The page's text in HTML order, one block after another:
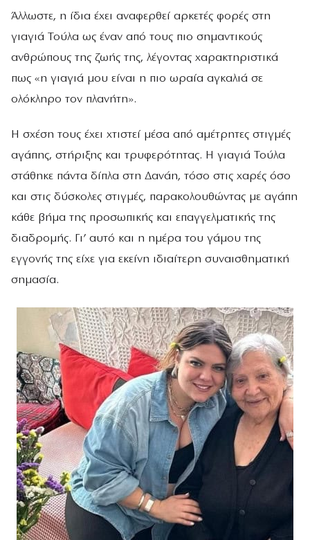
Άλλωστε, η ίδια έχει αναφερθεί αρκετές φορές στη
γιαγιά Τούλα ως έναν από τους πιο σημαντικούς
ανθρώπους της ζωής της, λέγοντας χαρακτηριστικά
πως «η γιαγιά μου είναι η πιο ωραία αγκαλιά σε
ολόκληρο τον πλανήτη».
Η σχέση τους έχει χτιστεί μέσα από αμέτρητες στιγμές
αγάπης, στήριξης και τρυφερότητας. Η γιαγιά Τούλα
στάθηκε πάντα δίπλα στη Δανάη, τόσο στις χαρές όσο
και στις δύσκολες στιγμές, παρακολουθώντας με αγάπη
κάθε βήμα της προσωπικής και επαγγελματικής της
διαδρομής. Γι’ αυτό και η ημέρα του γάμου της
εγγονής της είχε για εκείνη ιδιαίτερη συναισθηματική
σημασία.